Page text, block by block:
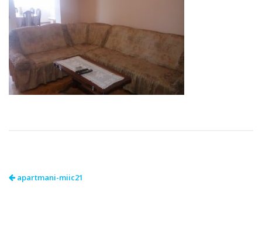
apartmani-miic21